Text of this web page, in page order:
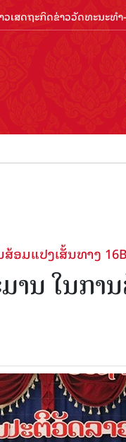
ວເສດຖະກິດຂ່າວວັດທະນະທຳ
ອມແປງເສັ້ນທາງ
ນ ໃນກາ